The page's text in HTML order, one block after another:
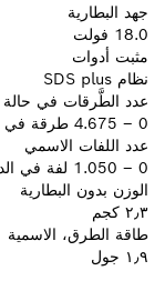
جهد البطارية
18.0 فولت
مثبت أدوات
نظام SDS plus
عدد الطَّرقات في حالة
عدد اللفات الاسمي
الوزن بدون البطارية
٢٫٣ كجم
طاقة الطرق، الاسمية
١٫٩ جول